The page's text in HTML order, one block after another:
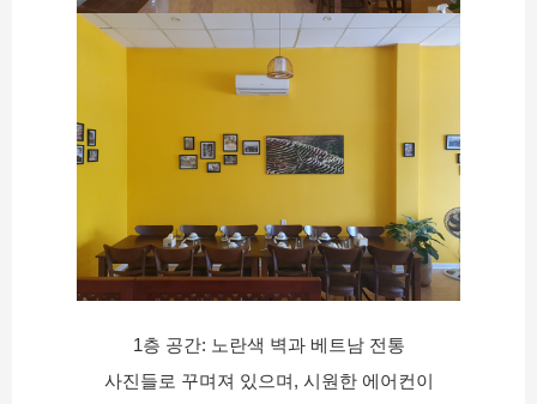
1층 공간: 노란색 벽과 베트남 전통
사진들로 꾸며져 있으며, 시원한 에어컨이